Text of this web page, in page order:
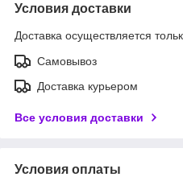
Условия доставки
Доставка осуществляется
Самовывоз
Доставка курьером
Все условия доставки
Условия оплаты